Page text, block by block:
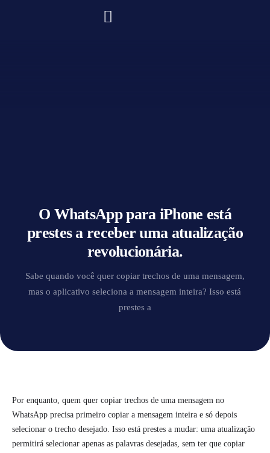
O WhatsApp para iPhone está
prestes a receber uma atualização
revolucionária.
Sabe quando você quer copiar trechos de uma mensagem,
mas o aplicativo seleciona a mensagem inteira? Isso está
prestes a
Por enquanto, quem quer copiar trechos de uma mensagem no
WhatsApp precisa primeiro copiar a mensagem inteira e só depois
selecionar o trecho desejado. Isso está prestes a mudar: uma atualização
permitirá selecionar apenas as palavras desejadas, sem ter que copiar